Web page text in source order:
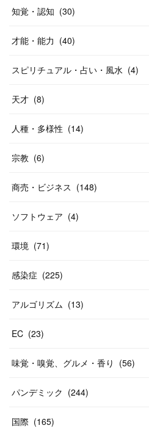
知覚・認知 (30)
才能・能力 (40)
スピリチュアル・占い・風水 (4)
天才 (8)
人種・多様性 (14)
宗教 (6)
商売・ビジネス (148)
ソフトウェア (4)
環境 (71)
感染症 (225)
アルゴリズム (13)
EC (23)
味覚・嗅覚、グルメ・香り (56)
パンデミック (244)
国際 (165)